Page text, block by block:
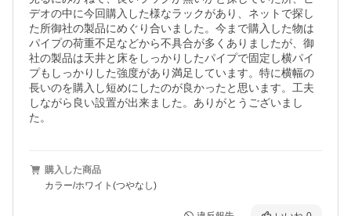
デオの中に今回購入した様なラックがあり、ネットで探し
た所御社の製品にめぐり合いました。今まで購入した物は
パイプの荷重不足などから不具合が多くありましたが、御
社の製品は天井と床をしっかりしたパイプで固定し横パイ
プもしっかりした強度があり満足しています。特に横幅の
長いのを購入し短めにしたのが良かったと思います。工夫
しながら良い設置が出来ました。ありがとうございまし
た。
購入した商品
カラー/ホワイト(つやなし)